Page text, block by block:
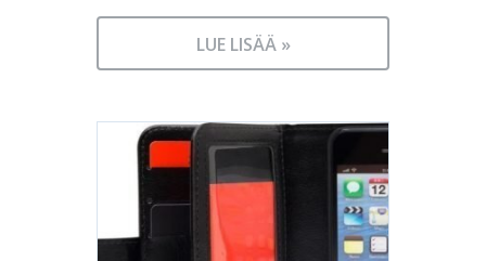
LUE LISÄÄ »